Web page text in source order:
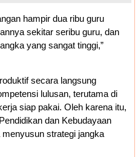
hampir dua ribu guru
sekitar seribu guru, dan
yang sangat tinggi,”
secara langsung
lulusan, terutama di
siap pakai. Oleh karena itu,
dan Kebudayaan
strategi jangka